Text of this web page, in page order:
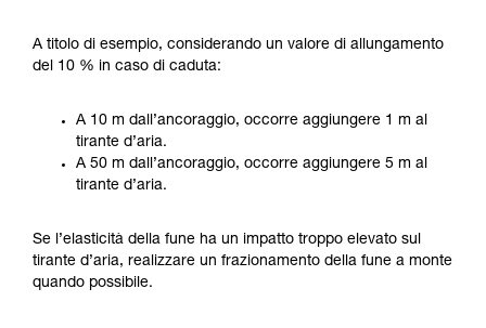
A titolo di esempio, considerando un valore di allungamento
del 10 % in caso di caduta:
A 10 m dall’ancoraggio, occorre aggiungere 1 m al
tirante d’aria.
A 50 m dall’ancoraggio, occorre aggiungere 5 m al
tirante d’aria.
Se l’elasticità della fune ha un impatto troppo elevato sul
tirante d’aria, realizzare un frazionamento della fune a monte
quando possibile.